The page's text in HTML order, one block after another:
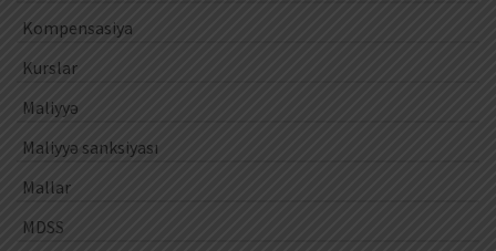
Kompensasiya
Kurslar
Maliyyə
Maliyyə sanksiyası
Mallar
MDSS